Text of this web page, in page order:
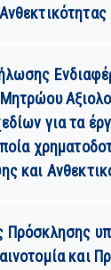
για τα
και
Πρόσκλησης
και